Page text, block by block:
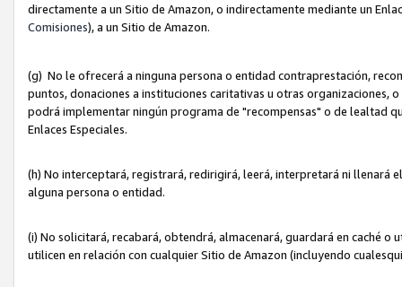
directamente a un Sitio de Amazon, o indirectamente mediante un
Comisiones), a un Sitio de Amazon.
(g) No le ofrecerá a ninguna persona o entidad contraprestación,
puntos, donaciones a instituciones caritativas u otras organizaciones,
podrá implementar ningún programa de "recompensas" o de lealtad
Enlaces Especiales.
(h) No interceptará, registrará, redirigirá, leerá, interpretará ni
alguna persona o entidad.
(i) No solicitará, recabará, obtendrá, almacenará, guardará en caché
utilicen en relación con cualquier Sitio de Amazon (incluyendo